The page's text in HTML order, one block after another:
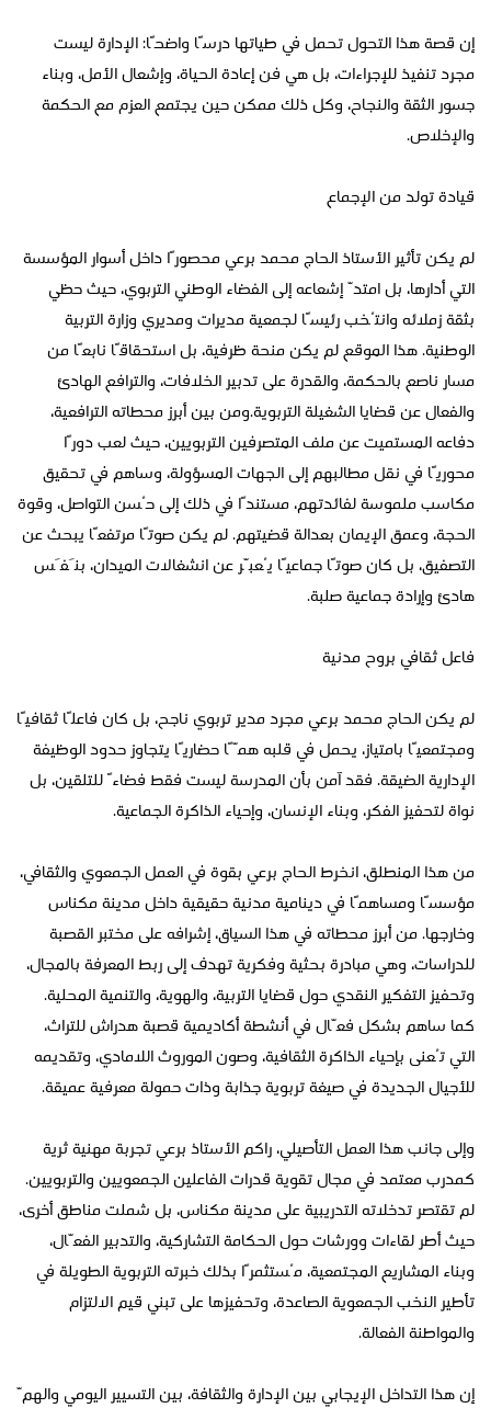
إن قصة هذا التحول تحمل في طياتها درسًا واضحًا: الإدارة ليست
مجرد تنفيذ للإجراءات، بل هي فن إعادة الحياة، وإشعال الأمل، وبناء
جسور الثقة والنجاح، وكل ذلك ممكن حين يجتمع العزم مع الحكمة
والإخلاص.
قيادة تولد من الإجماع
لم يكن تأثير الأستاذ الحاج محمد برعي محصورًا داخل أسوار المؤسسة
التي أدارها، بل امتدّ إشعاعه إلى الفضاء الوطني التربوي، حيث حظي
بثقة زملائه وانتُخب رئيسًا لجمعية مديرات ومديري وزارة التربية
الوطنية. هذا الموقع لم يكن منحة ظرفية، بل استحقاقًا نابعًا من
مسار ناصع بالحكمة، والقدرة على تدبير الخلافات، والترافع الهادئ
والفعال عن قضايا الشغيلة التربوية.ومن بين أبرز محطاته الترافعية،
دفاعه المستميت عن ملف المتصرفين التربويين، حيث لعب دورًا
محوريًا في نقل مطالبهم إلى الجهات المسؤولة، وساهم في تحقيق
مكاسب ملموسة لفائدتهم، مستندًا في ذلك إلى حُسن التواصل، وقوة
الحجة، وعمق الإيمان بعدالة قضيتهم. لم يكن صوتًا مرتفعًا يبحث عن
التصفيق، بل كان صوتًا جماعيًا يُعبّر عن انشغالات الميدان، بنَفَس
هادئ وإرادة جماعية صلبة.
فاعل ثقافي بروح مدنية
لم يكن الحاج محمد برعي مجرد مدير تربوي ناجح، بل كان فاعلًا ثقافيًا
ومجتمعيًا بامتياز، يحمل في قلبه همًّا حضاريًا يتجاوز حدود الوظيفة
الإدارية الضيقة. فقد آمن بأن المدرسة ليست فقط فضاءً للتلقين، بل
نواة لتحفيز الفكر، وبناء الإنسان، وإحياء الذاكرة الجماعية.
من هذا المنطلق، انخرط الحاج برعي بقوة في العمل الجمعوي والثقافي،
مؤسسًا ومساهمًا في دينامية مدنية حقيقية داخل مدينة مكناس
وخارجها. من أبرز محطاته في هذا السياق، إشرافه على مختبر القصبة
للدراسات، وهي مبادرة بحثية وفكرية تهدف إلى ربط المعرفة بالمجال،
وتحفيز التفكير النقدي حول قضايا التربية، والهوية، والتنمية المحلية.
كما ساهم بشكل فعّال في أنشطة أكاديمية قصبة هدراش للتراث،
التي تُعنى بإحياء الذاكرة الثقافية، وصون الموروث اللامادي، وتقديمه
للأجيال الجديدة في صيغة تربوية جذابة وذات حمولة معرفية عميقة.
وإلى جانب هذا العمل التأصيلي، راكم الأستاذ برعي تجربة مهنية ثرية
كمدرب معتمد في مجال تقوية قدرات الفاعلين الجمعويين والتربويين.
لم تقتصر تدخلاته التدريبية على مدينة مكناس، بل شملت مناطق أخرى،
حيث أطر لقاءات وورشات حول الحكامة التشاركية، والتدبير الفعّال،
وبناء المشاريع المجتمعية، مُستثمرًا بذلك خبرته التربوية الطويلة في
تأطير النخب الجمعوية الصاعدة، وتحفيزها على تبني قيم الالتزام
والمواطنة الفعالة.
إن هذا التداخل الإيجابي بين الإدارة والثقافة، بين التسيير اليومي والهمّ